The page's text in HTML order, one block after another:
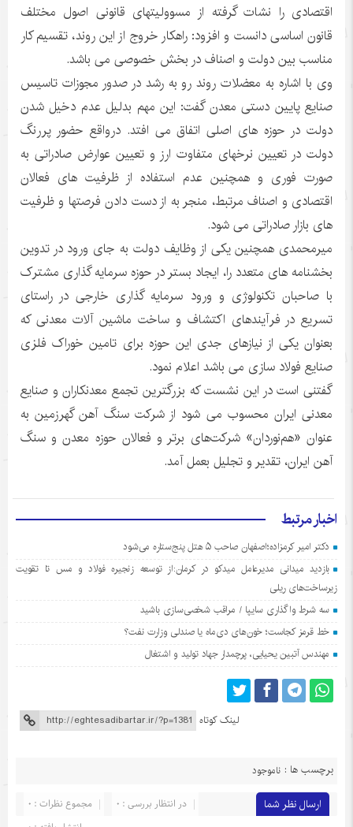
اقتصادی را نشات گرفته از مسوولیتهای قانونی اصول مختلف
قانون اساسی دانست و افزود: راهکار خروج از این روند، تقسیم کار
مناسب بین دولت و اصناف در بخش خصوصی می باشد.
وی با اشاره به معضلات روند رو به رشد در صدور مجوزات تاسیس
صنایع پایین دستی معدن گفت: این مهم بدلیل عدم دخیل شدن
دولت در حوزه های اصلی اتفاق می افتد. درواقع حضور پررنگ
دولت در تعیین نرخهای متفاوت ارز و تعیین عوارض صادراتی به
صورت فوری و همچنین عدم استفاده از ظرفیت های فعالان
اقتصادی و اصناف مرتبط، منجر به از دست دادن فرصتها و ظرفیت
های بازار صادراتی می شود.
میرمحمدی همچنین یکی از وظایف دولت به جای ورود در تدوین
بخشنامه های متعدد را، ایجاد بستر در حوزه سرمایه گذاری مشترک
با صاحبان تکنولوژی و ورود سرمایه گذاری خارجی در راستای
تسریع در فرآیندهای اکتشاف و ساخت ماشین آلات معدنی که
بعنوان یکی از نیازهای جدی این حوزه برای تامین خوراک فلزی
صنایع فولاد سازی می باشد اعلام نمود.
گفتنی است در این نشست که بزرگترین تجمع معدنکاران و صنایع
معدنی ایران محسوب می شود از شرکت سنگ آهن گهرزمین به
عنوان «هم‌نوردان» شرکت‌های برتر و فعالان حوزه معدن و سنگ
آهن ایران، تقدیر و تجلیل بعمل آمد.
اخبار مرتبط
دکتر امیر کرمزاده؛اصفهان صاحب ۵ هتل پنج‌ستاره می‌شود
بازدید میدانی مدیرعامل میدکو در کرمان:از توسعه زنجیره فولاد و مس تا تقویت
زیرساخت‌های ریلی
سه شرط واگذاری سایپا / مراقب شخصی‌سازی باشید
خط قرمز کجاست؛ خون‌های دی‌ماه یا صندلی وزارت نفت؟
مهندس آتبین یحیایی، پرچمدار جهاد تولید و اشتغال
لینک کوتاه
برچسب ها : ناموجود
ارسال نظر شما مجموع نظرات : 0
در انتظار بررسی : 0